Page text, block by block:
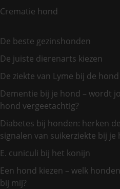
Crematie hond
De beste gezinshonden
De juiste dierenarts kiezen
De ziekte van Lyme bij de hond
Dementie bij je hond – wordt
hond vergeetachtig?
Diabetes bij honden: herken
signalen van suikerziekte bij je
E. cuniculi bij het konijn
Een hond kiezen – welk
bij mij?